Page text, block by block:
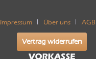
Impressum Über uns AGB
Vertrag widerrufen